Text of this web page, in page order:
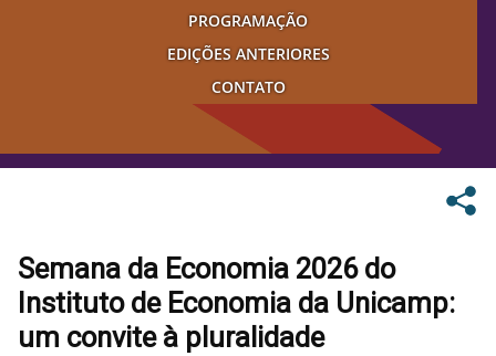
PROGRAMAÇÃO
EDIÇÕES ANTERIORES
CONTATO
Semana da Economia 2026 do
Instituto de Economia da Unicamp:
um convite à pluralidade